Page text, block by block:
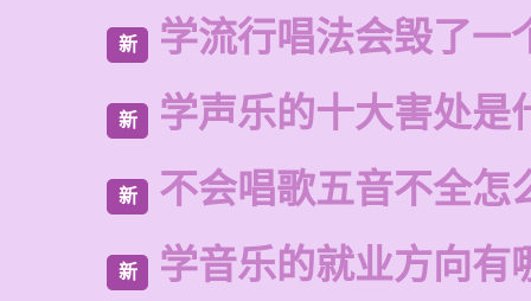
新 学流行唱法会毁了一
新 学声乐的十大害处是
新 不会唱歌五音不全怎
新 学音乐的就业方向有